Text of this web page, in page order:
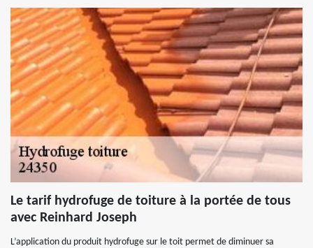
Le tarif hydrofuge de toiture à la portée de tous
avec Reinhard Joseph
L’application du produit hydrofuge sur le toit permet de diminuer sa